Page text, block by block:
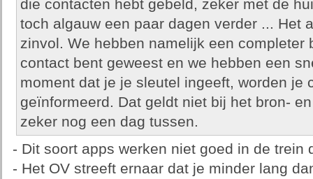
die contacten hebt gebeld, zeker met de
toch algauw een paar dagen verder ... Het
zinvol. We hebben namelijk een completer
contact bent geweest en we hebben een
moment dat je je sleutel ingeeft, worden je
geïnformeerd. Dat geldt niet bij het bron-
zeker nog een dag tussen.
- Dit soort apps werken niet goed in de trein
- Het OV streeft ernaar dat je minder lang